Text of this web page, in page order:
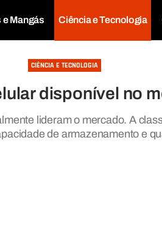
Mangás Ciência e Tecnologia
CIÊNCIA E TECNOLOGIA
disponível no
lideram o mercado. A
de armazenamento e